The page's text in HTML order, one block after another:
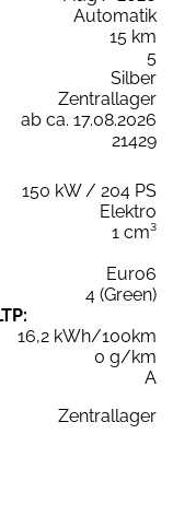
Automatik
15 km
5
Silber
Zentrallager
ab ca. 17.08.2026
21429
150 kW / 204 PS
Elektro
1 cm³
Euro6
4 (Green)
16,2 kWh/100km
0 g/km
A
Zentrallager